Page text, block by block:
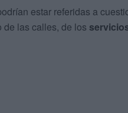
estar referidas a
de las calles, de los